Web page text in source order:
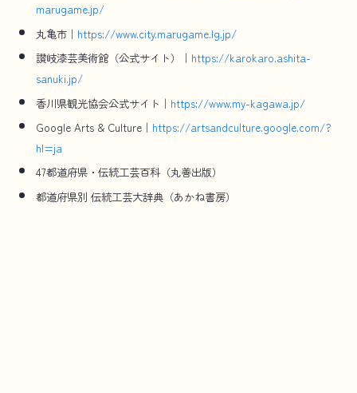
marugame.jp/
丸亀市｜ https://www.city.marugame.lg.jp/
讃岐漆芸美術館（公式サイト）｜ https://karokaro.ashita-
sanuki.jp/
香川県観光協会公式サイト｜ https://www.my-kagawa.jp/
Google Arts & Culture｜ https://artsandculture.google.com/?
hl=ja
47都道府県・伝統工芸百科（丸善出版）
都道府県別 伝統工芸大辞典（あかね書房）